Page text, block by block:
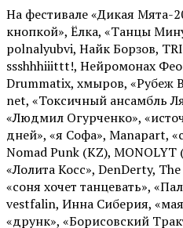
На фестивале «Дикая Мята-
кнопкой», Ёлка, «Танцы
polnalyubvi, Найк Борзов,
ssshhhiiittt!, Нейромонах
Drummatix, хмыров, «Рубеж
net, «Токсичный ансамбль
«Людмил Огурченко»,
дней», «я Софа», Manapart,
Nomad Punk (KZ),
«Лолита Косс», DenDerty,
«соня хочет танцевать»,
vestfalin, Инна Сиберия,
«друнк», «Борисовский